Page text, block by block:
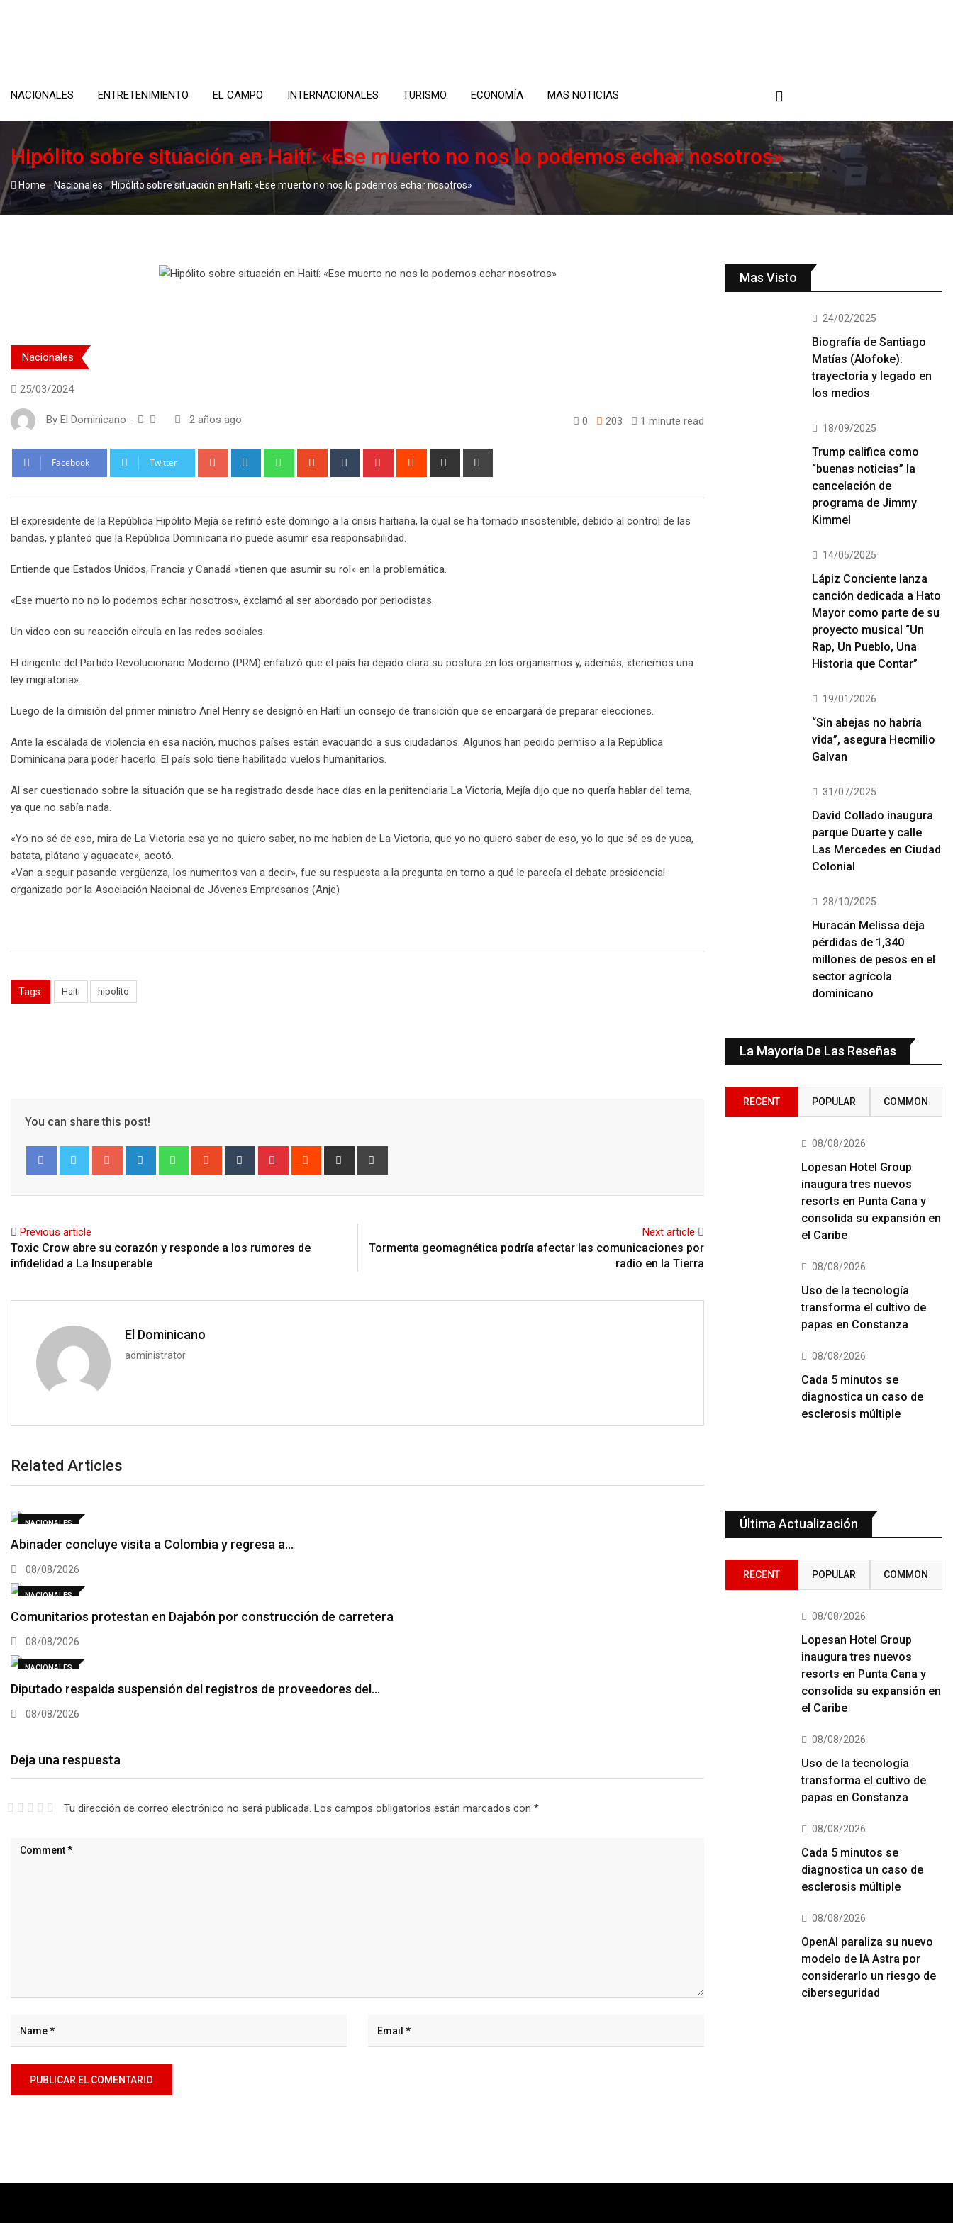
NACIONALES ENTRETENIMIENTO EL CAMPO INTERNACIONALES TURISMO ECONOMÍA MAS NOTICIAS
Hipólito sobre situación en Haití: «Ese muerto no nos lo podemos echar nosotros»
Home - Nacionales-Hipólito sobre situación en Haití: «Ese muerto no nos lo podemos echar nosotros»
Nacionales
25/03/2024
By El Dominicano - 2 años ago 0 203 1 minute read
Facebook Twitter Google+ LinkedIn WhatsappStumbleUpon
Tumblr Pinterest Reddit
Share
El expresidente de la República Hipólito Mejía se refirió este domingo a la crisis haitiana, la cual se ha tornado insostenible, debido al control de las
bandas, y planteó que la República Dominicana no puede asumir esa responsabilidad.
Entiende que Estados Unidos, Francia y Canadá «tienen que asumir su rol» en la problemática.
«Ese muerto no no lo podemos echar nosotros», exclamó al ser abordado por periodistas.
Un video con su reacción circula en las redes sociales.
El dirigente del Partido Revolucionario Moderno (PRM) enfatizó que el país ha dejado clara su postura en los organismos y, además, «tenemos una
ley migratoria».
Luego de la dimisión del primer ministro Ariel Henry se designó en Haití un consejo de transición que se encargará de preparar elecciones.
Ante la escalada de violencia en esa nación, muchos países están evacuando a sus ciudadanos. Algunos han pedido permiso a la República
Dominicana para poder hacerlo. El país solo tiene habilitado vuelos humanitarios.
Al ser cuestionado sobre la situación que se ha registrado desde hace días en la penitenciaria La Victoria, Mejía dijo que no quería hablar del tema,
ya que no sabía nada.
«Yo no sé de eso, mira de La Victoria esa yo no quiero saber, no me hablen de La Victoria, que yo no quiero saber de eso, yo lo que sé es de yuca,
batata, plátano y aguacate», acotó.
«Van a seguir pasando vergüenza, los numeritos van a decir», fue su respuesta a la pregunta en torno a qué le parecía el debate presidencial
organizado por la Asociación Nacional de Jóvenes Empresarios (Anje)
Tags: Haiti hipolito
You can share this post!
Google+ LinkedIn WhatsappStumbleUpon
Tumblr Pinterest Reddit
Share
Previous article
Toxic Crow abre su corazón y responde a los rumores de
infidelidad a La Insuperable
Next article
Tormenta geomagnética podría afectar las comunicaciones por
radio en la Tierra
El Dominicano
administrator
Related Articles
NACIONALES
Abinader concluye visita a Colombia y regresa a…
08/08/2026
NACIONALES
Comunitarios protestan en Dajabón por construcción de carretera
08/08/2026
NACIONALES
Diputado respalda suspensión del registros de proveedores del…
08/08/2026
Deja una respuesta
Tu dirección de correo electrónico no será publicada. Los campos obligatorios están marcados con *
Mas Visto
24/02/2025
Biografía de Santiago
Matías (Alofoke):
trayectoria y legado en
los medios
18/09/2025
Trump califica como
“buenas noticias” la
cancelación de
programa de Jimmy
Kimmel
14/05/2025
Lápiz Conciente lanza
canción dedicada a Hato
Mayor como parte de su
proyecto musical “Un
Rap, Un Pueblo, Una
Historia que Contar”
19/01/2026
“Sin abejas no habría
vida”, asegura Hecmilio
Galvan
31/07/2025
David Collado inaugura
parque Duarte y calle
Las Mercedes en Ciudad
Colonial
28/10/2025
Huracán Melissa deja
pérdidas de 1,340
millones de pesos en el
sector agrícola
dominicano
La Mayoría De Las Reseñas
RECENT POPULAR COMMON
08/08/2026
Lopesan Hotel Group
inaugura tres nuevos
resorts en Punta Cana y
consolida su expansión en
el Caribe
08/08/2026
Uso de la tecnología
transforma el cultivo de
papas en Constanza
08/08/2026
Cada 5 minutos se
diagnostica un caso de
esclerosis múltiple
Última Actualización
RECENT POPULAR COMMON
08/08/2026
Lopesan Hotel Group
inaugura tres nuevos
resorts en Punta Cana y
consolida su expansión en
el Caribe
08/08/2026
Uso de la tecnología
transforma el cultivo de
papas en Constanza
08/08/2026
Cada 5 minutos se
diagnostica un caso de
esclerosis múltiple
08/08/2026
OpenAI paraliza su nuevo
modelo de IA Astra por
considerarlo un riesgo de
ciberseguridad